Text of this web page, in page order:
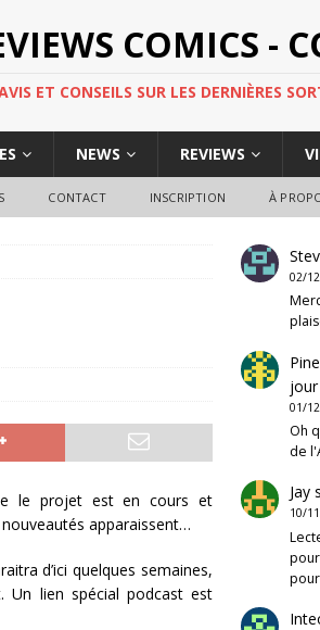
COMICS -
ET CONSEILS SUR LES DERNIÈRES
NEWS REVIEWS
CONTACT INSCRIPTION À
le projet est en cours et
apparaissent…
d’ici quelques semaines,
Un lien spécial podcast est
02/
jour
01/
Oh
de
Jay
10/